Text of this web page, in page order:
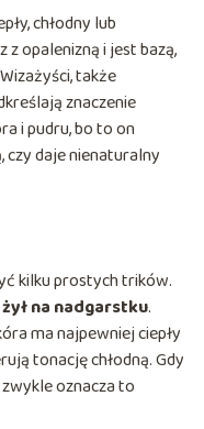
chłodny lub
opalenizną i jest bazą,
także
znaczenie
i pudru, bo to on
czy daje nienaturalny
kilku prostych trików.
na nadgarstku.
ma najpewniej ciepły
tonację chłodną. Gdy
oznacza to